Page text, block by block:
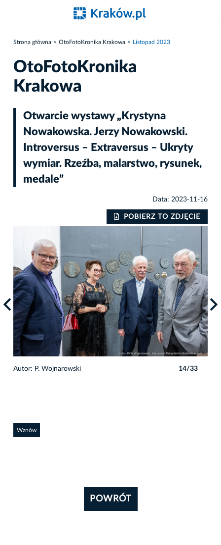
Strona główna OtoFotoKronika Krakowa Listopad 2023
OtoFotoKronika
Krakowa
Otwarcie wystawy „Krystyna
Nowakowska. Jerzy Nowakowski.
Introversus – Extraversus – Ukryty
wymiar. Rzeźba, malarstwo, rysunek,
medale”
Data: 2023-11-16
POBIERZ TO ZDJĘCIE
Autor: P. Wojnarowski 14/33
Wznów
POWRÓT